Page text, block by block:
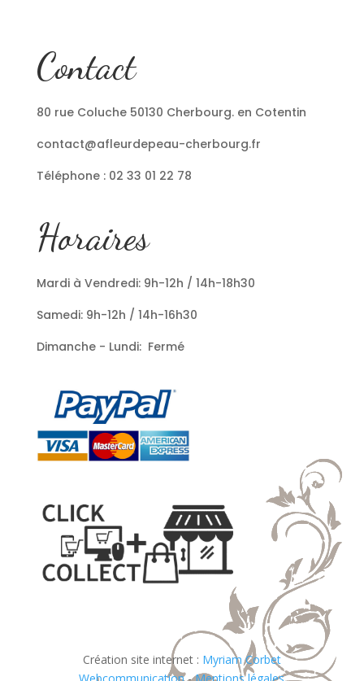
Contact
80 rue Coluche 50130 Cherbourg. en Cotentin
contact@afleurdepeau-cherbourg.fr
Téléphone : 02 33 01 22 78
Horaires
Mardi à Vendredi: 9h-12h / 14h-18h30
Samedi: 9h-12h / 14h-16h30
Dimanche - Lundi: Fermé
Création site internet : Myriam Corbet